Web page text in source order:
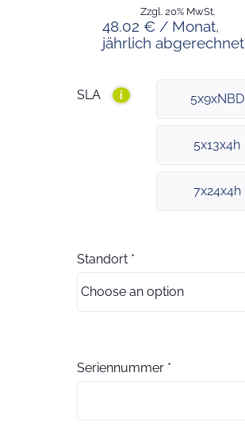
48.02 € / Monat,
jährlich abgerechnet
Zzgl. 20% MwSt.
SLA i 5x9xNBD
5x13x4h
7x24x4h
Standort *
Seriennummer *